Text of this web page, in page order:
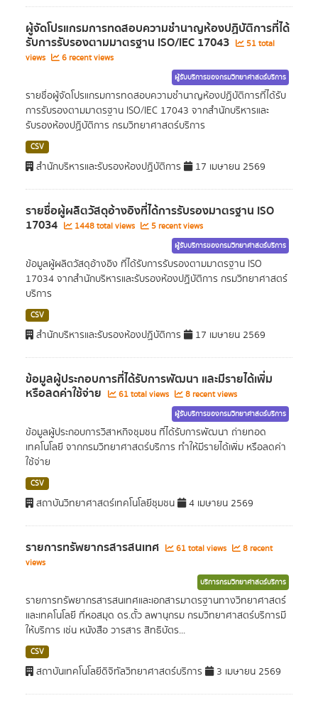
ผู้จัดโปรแกรมการทดสอบความชำนาญห้องปฏิบัติการที่ได้
รับการรับรองตามมาตรฐาน ISO/IEC 17043
51 total
views
6 recent views
ผู้รับบริการของกรมวิทยาศาสตร์บริการ
รายชื่อผู้จัดโปรแกรมการทดสอบความชำนาญห้องปฏิบัติการที่ได้รับ
การรับรองตามมาตรฐาน ISO/IEC 17043 จากสำนักบริหารและ
รับรองห้องปฏิบัติการ กรมวิทยาศาสตร์บริการ
CSV
สำนักบริหารและรับรองห้องปฏิบัติการ 17 เมษายน 2569
รายชื่อผู้ผลิตวัสดุอ้างอิงที่ได้การรับรองมาตรฐาน ISO
17034 1448 total views 5 recent views
ผู้รับบริการของกรมวิทยาศาสตร์บริการ
ข้อมูลผู้ผลิตวัสดุอ้างอิง ที่ได้รับการรับรองตามมาตรฐาน ISO
17034 จากสำนักบริหารและรับรองห้องปฏิบัติการ กรมวิทยาศาสตร์
บริการ
CSV
สำนักบริหารและรับรองห้องปฏิบัติการ 17 เมษายน 2569
ข้อมูลผู้ประกอบการที่ได้รับการพัฒนา และมีรายได้เพิ่ม
หรือลดค่าใช้จ่าย 61 total views 8 recent views
ผู้รับบริการของกรมวิทยาศาสตร์บริการ
ข้อมูลผู้ประกอบการวิสาหกิจชุมชน ที่ได้รับการพัฒนา ถ่ายทอด
เทคโนโลยี จากกรมวิทยาศาสตร์บริการ ทำให้มีรายได้เพิ่ม หรือลดค่า
ใช้จ่าย
CSV
สถาบันวิทยาศาสตร์เทคโนโลยีชุมชน 4 เมษายน 2569
รายการทรัพยากรสารสนเทศ 61 total views
8 recent
views
บริการกรมวิทยาศาสตร์บริการ
รายการทรัพยากรสารสนเทศและเอกสารมาตรฐานทางวิทยาศาสตร์
และเทคโนโลยี ที่หอสมุด ดร.ตั้ว ลพานุกรม กรมวิทยาศาสตร์บริการมี
ให้บริการ เช่น หนังสือ วารสาร สิทธิบัตร...
CSV
สถาบันเทคโนโลยีดิจิทัลวิทยาศาสตร์บริการ 3 เมษายน 2569